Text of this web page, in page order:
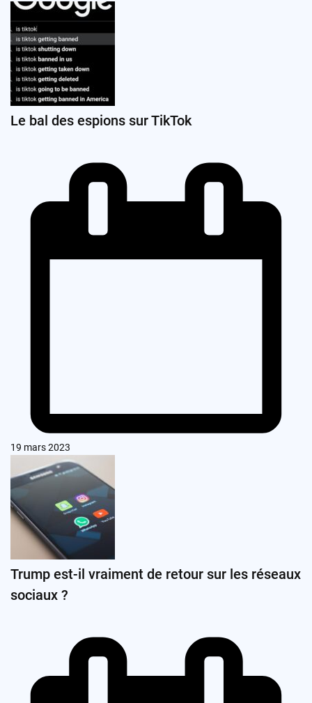
Le bal des espions sur TikTok
19 mars 2023
Trump est-il vraiment de retour sur les réseaux
sociaux ?